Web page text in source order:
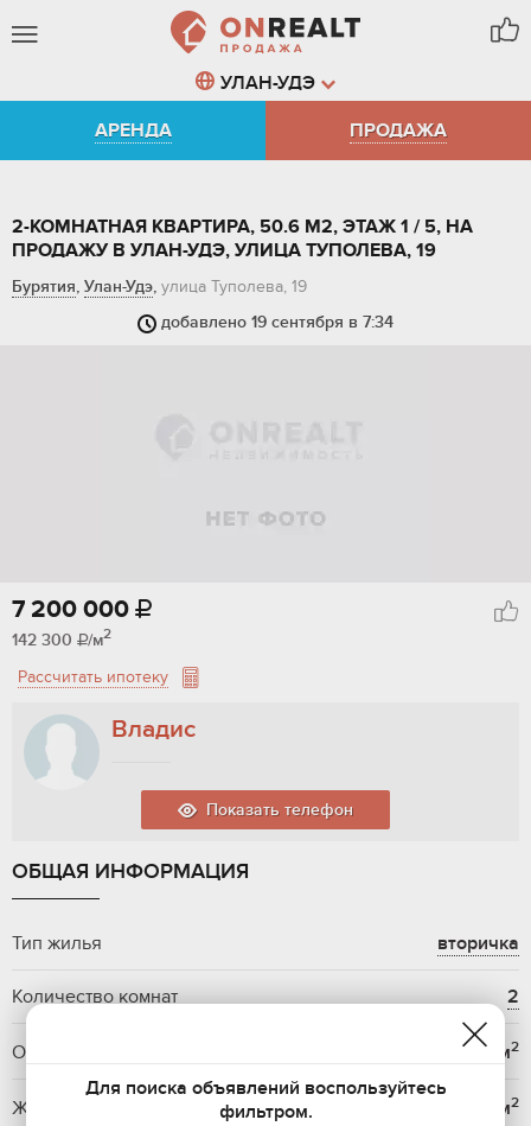
УЛАН-УДЭ
АРЕНДА
ПРОДАЖА
2-КОМНАТНАЯ КВАРТИРА, 50.6 М2, ЭТАЖ 1 / 5, НА
ПРОДАЖУ В УЛАН-УДЭ, УЛИЦА ТУПОЛЕВА, 19
Бурятия, Улан-Удэ, улица Туполева, 19
добавлено 19 сентября в 7:34
7 200 000 
142 300 /м2
Рассчитать ипотеку
Владис
Показать телефон
ОБЩАЯ ИНФОРМАЦИЯ
Тип жилья вторичка
Количество комнат 2
Общая площадь 50.6 м2
Жилая площадь 27.3 м2
Ошибка загрузки карты
При подключении к яндекс картам возникла
ПОДТВЕРДИТЬ
Для поиска объявлений воспользуйтесь
фильтром.